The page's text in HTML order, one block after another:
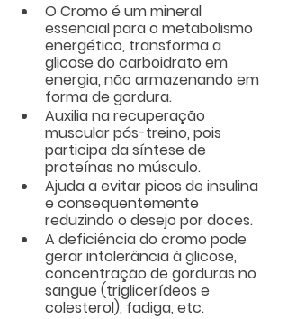
O Cromo é um mineral
essencial para o metabolismo
energético, transforma a
glicose do carboidrato em
energia, não armazenando em
forma de gordura.
Auxilia na recuperação
muscular pós-treino, pois
participa da síntese de
proteínas no músculo.
Ajuda a evitar picos de insulina
e consequentemente
reduzindo o desejo por doces.
A deficiência do cromo pode
gerar intolerância à glicose,
concentração de gorduras no
sangue (triglicerídeos e
colesterol), fadiga, etc.